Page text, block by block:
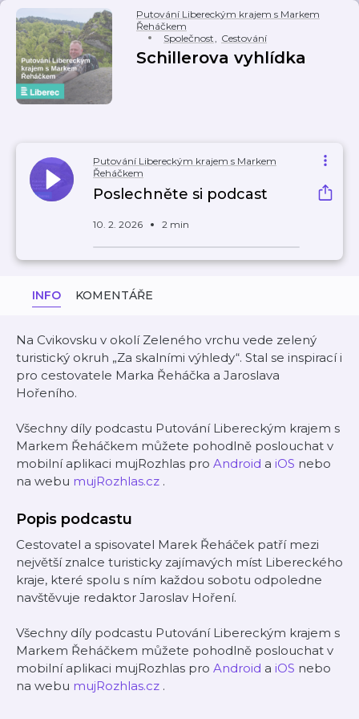
Putování Libereckým krajem s Markem
Řeháčkem
Společnost, Cestování
Schillerova vyhlídka
Putování Libereckým krajem s Markem
Řeháčkem
Poslechněte si podcast
10. 2. 2026 2 min
INFO KOMENTÁŘE
Na Cvikovsku v okolí Zeleného vrchu vede zelený
turistický okruh „Za skalními výhledy“. Stal se inspirací i
pro cestovatele Marka Řeháčka a Jaroslava
Hořeního.
Všechny díly podcastu Putování Libereckým krajem s
Markem Řeháčkem můžete pohodlně poslouchat v
mobilní aplikaci mujRozhlas pro Android a iOS nebo
na webu mujRozhlas.cz .
Popis podcastu
Cestovatel a spisovatel Marek Řeháček patří mezi
největší znalce turisticky zajímavých míst Libereckého
kraje, které spolu s ním každou sobotu odpoledne
navštěvuje redaktor Jaroslav Hoření.
Všechny díly podcastu Putování Libereckým krajem s
Markem Řeháčkem můžete pohodlně poslouchat v
mobilní aplikaci mujRozhlas pro Android a iOS nebo
na webu mujRozhlas.cz .